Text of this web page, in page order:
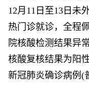
12月11日至13日未
热门诊就诊，全程
院核酸检测结果异
核酸复核结果为阳
新冠肺炎确诊病例(